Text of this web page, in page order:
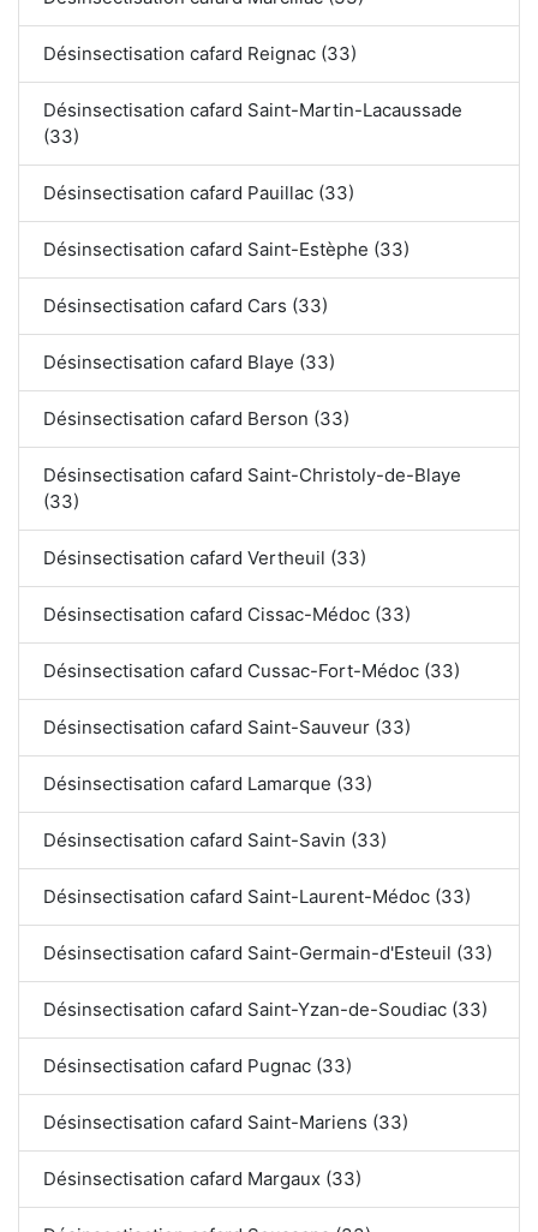
Désinsectisation cafard Reignac (33)
Désinsectisation cafard Saint-Martin-Lacaussade
(33)
Désinsectisation cafard Pauillac (33)
Désinsectisation cafard Saint-Estèphe (33)
Désinsectisation cafard Cars (33)
Désinsectisation cafard Blaye (33)
Désinsectisation cafard Berson (33)
Désinsectisation cafard Saint-Christoly-de-Blaye
(33)
Désinsectisation cafard Vertheuil (33)
Désinsectisation cafard Cissac-Médoc (33)
Désinsectisation cafard Cussac-Fort-Médoc (33)
Désinsectisation cafard Saint-Sauveur (33)
Désinsectisation cafard Lamarque (33)
Désinsectisation cafard Saint-Savin (33)
Désinsectisation cafard Saint-Laurent-Médoc (33)
Désinsectisation cafard Saint-Germain-d'Esteuil (33)
Désinsectisation cafard Saint-Yzan-de-Soudiac (33)
Désinsectisation cafard Pugnac (33)
Désinsectisation cafard Saint-Mariens (33)
Désinsectisation cafard Margaux (33)